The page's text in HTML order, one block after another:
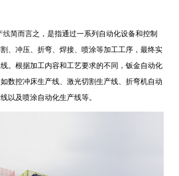
线简而言之，是指通过一系列自动化设备和控制
、冲压、折弯、焊接、喷涂等加工工序，最终实
。根据加工内容和工艺要求的不同，钣金自动化
数控冲床生产线、激光切割生产线、折弯机自动
以及喷涂自动化生产线等。